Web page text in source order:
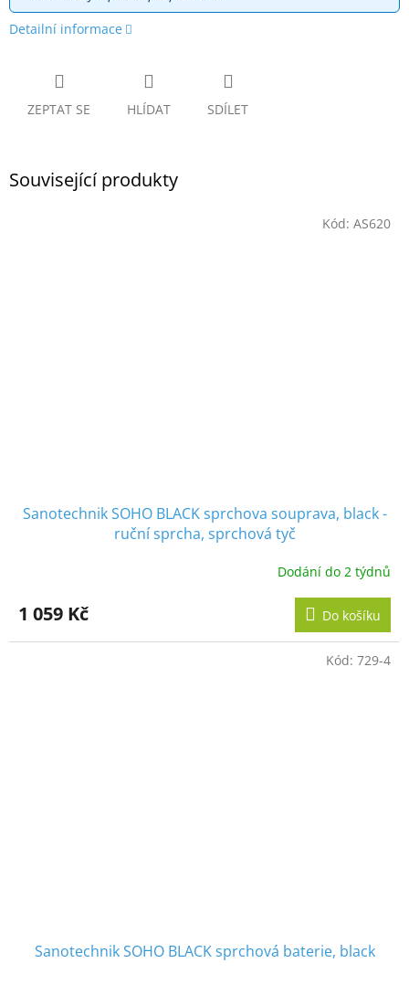
Detailní informace
ZEPTAT SE HLÍDAT SDÍLET
Související produkty
Sanotechnik SOHO BLACK sprchova souprava, black -
ruční sprcha, sprchová tyč
Dodání do 2 týdnů
1 059 Kč Do košíku
Kód: AS620
Sanotechnik SOHO BLACK sprchová baterie, black
Kód: 729-4